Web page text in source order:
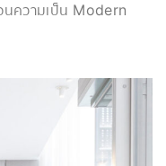
นความเป็น Modern